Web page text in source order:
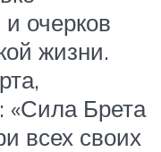
очерков
жизни.
«Сила Брета
всех своих